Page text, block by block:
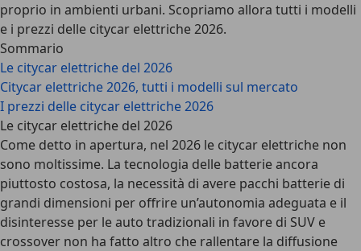
proprio in ambienti urbani. Scopriamo allora tutti i modelli
e i prezzi delle citycar elettriche 2026.
Sommario
Le citycar elettriche del 2026
Citycar elettriche 2026, tutti i modelli sul mercato
I prezzi delle citycar elettriche 2026
Le citycar elettriche del 2026
Come detto in apertura, nel 2026 le citycar elettriche non
sono moltissime. La tecnologia delle batterie ancora
piuttosto costosa, la necessità di avere pacchi batterie di
grandi dimensioni per offrire un’autonomia adeguata e il
disinteresse per le auto tradizionali in favore di SUV e
crossover non ha fatto altro che rallentare la diffusione